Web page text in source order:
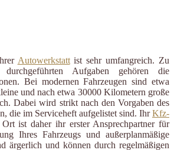
Autowerkstattist sehr umfangreich. Zu
Aufgaben gehören die
Bei modernen Fahrzeugen sind etwa
und nach etwa 30000 Kilometern große
Dabei wird strikt nach den Vorgaben des
die im Serviceheft aufgelistet sind. IhrKfz-
ist daher ihr erster Ansprechpartner für
Ihres Fahrzeugs und außerplanmäßige
ärgerlich und können durch regelmäßigen